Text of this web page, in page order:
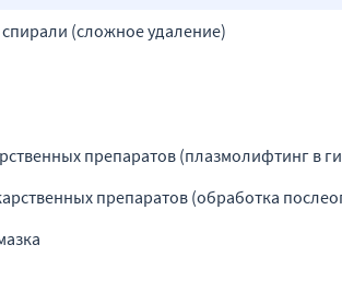
(сложное удаление)
препаратов (плазмолифтинг в
препаратов (обработка